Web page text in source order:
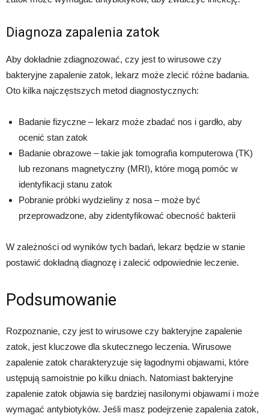
Diagnoza zapalenia zatok
Aby dokładnie zdiagnozować, czy jest to wirusowe czy
bakteryjne zapalenie zatok, lekarz może zlecić różne badania.
Oto kilka najczęstszych metod diagnostycznych:
Badanie fizyczne – lekarz może zbadać nos i gardło, aby
ocenić stan zatok
Badanie obrazowe – takie jak tomografia komputerowa (TK)
lub rezonans magnetyczny (MRI), które mogą pomóc w
identyfikacji stanu zatok
Pobranie próbki wydzieliny z nosa – może być
przeprowadzone, aby zidentyfikować obecność bakterii
W zależności od wyników tych badań, lekarz będzie w stanie
postawić dokładną diagnozę i zalecić odpowiednie leczenie.
Podsumowanie
Rozpoznanie, czy jest to wirusowe czy bakteryjne zapalenie
zatok, jest kluczowe dla skutecznego leczenia. Wirusowe
zapalenie zatok charakteryzuje się łagodnymi objawami, które
ustępują samoistnie po kilku dniach. Natomiast bakteryjne
zapalenie zatok objawia się bardziej nasilonymi objawami i może
wymagać antybiotyków. Jeśli masz podejrzenie zapalenia zatok,